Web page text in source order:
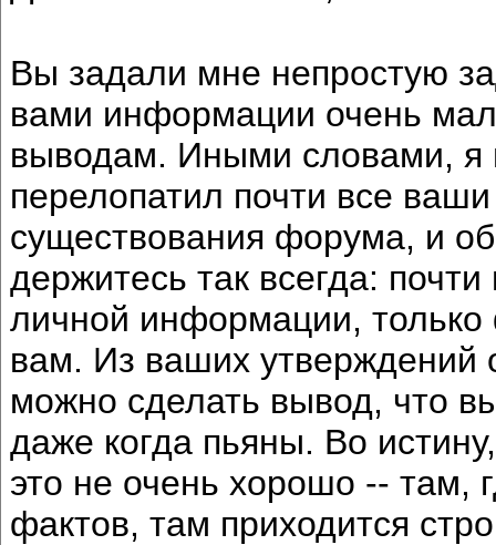
Вы задали мне непростую
вами информации очень
выводам. Иными словами, я
перелопатил почти все
существования форума, и
держитесь так всегда:
личной информации,
вам. Из ваших утверждений
можно сделать вывод, что
даже когда пьяны. Во
это не очень хорошо -- там,
фактов, там приходится